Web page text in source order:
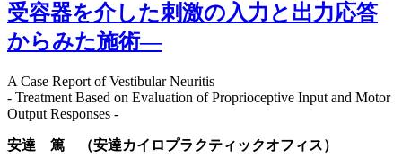
受容器を介した刺激の入力と出力応答
からみた施術―
A Case Report of Vestibular Neuritis
- Treatment Based on Evaluation of Proprioceptive Input and Motor
Output Responses -
安達 篤 （安達カイロプラクティックオフィス）